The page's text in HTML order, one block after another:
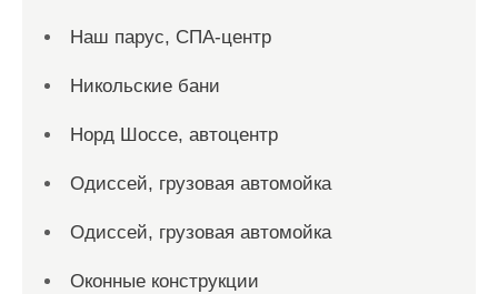
Наш парус, СПА-центр
Никольские бани
Норд Шоссе, автоцентр
Одиссей, грузовая автомойка
Одиссей, грузовая автомойка
Оконные конструкции